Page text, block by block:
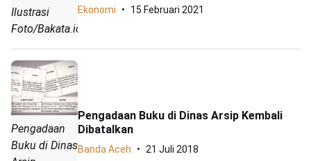
Ilustrasi
Foto/Bakata.id.
Ekonomi 15 Februari 2021
Pengadaan
Buku di Dinas
Pengadaan Buku di Dinas Arsip Kembali
Dibatalkan
Banda Aceh 21 Juli 2018